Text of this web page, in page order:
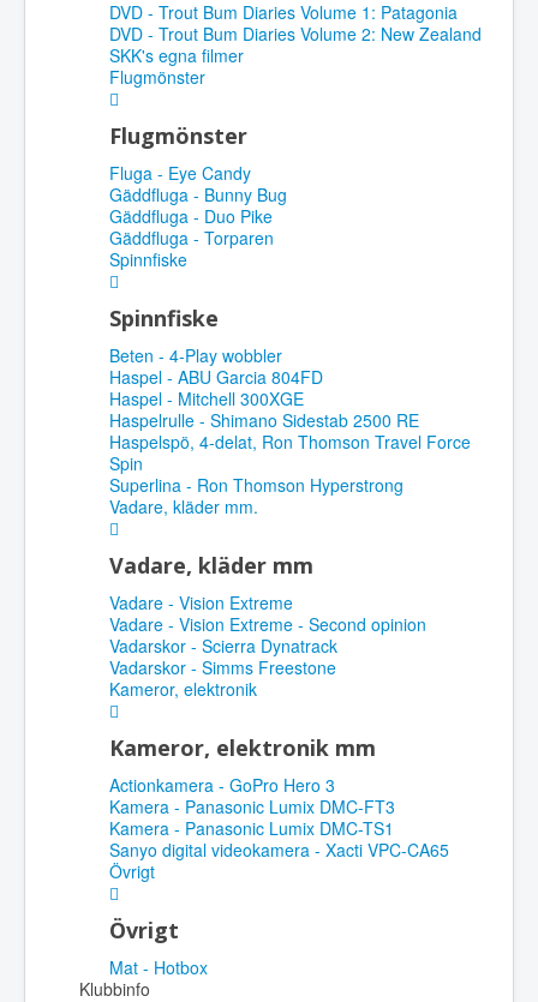
DVD - Trout Bum Diaries Volume 1: Patagonia
DVD - Trout Bum Diaries Volume 2: New Zealand
SKK's egna filmer
Flugmönster
Flugmönster
Fluga - Eye Candy
Gäddfluga - Bunny Bug
Gäddfluga - Duo Pike
Gäddfluga - Torparen
Spinnfiske
Spinnfiske
Beten - 4-Play wobbler
Haspel - ABU Garcia 804FD
Haspel - Mitchell 300XGE
Haspelrulle - Shimano Sidestab 2500 RE
Haspelspö, 4-delat, Ron Thomson Travel Force
Spin
Superlina - Ron Thomson Hyperstrong
Vadare, kläder mm.
Vadare, kläder mm
Vadare - Vision Extreme
Vadare - Vision Extreme - Second opinion
Vadarskor - Scierra Dynatrack
Vadarskor - Simms Freestone
Kameror, elektronik
Kameror, elektronik mm
Actionkamera - GoPro Hero 3
Kamera - Panasonic Lumix DMC-FT3
Kamera - Panasonic Lumix DMC-TS1
Sanyo digital videokamera - Xacti VPC-CA65
Övrigt
Övrigt
Mat - Hotbox
Klubbinfo